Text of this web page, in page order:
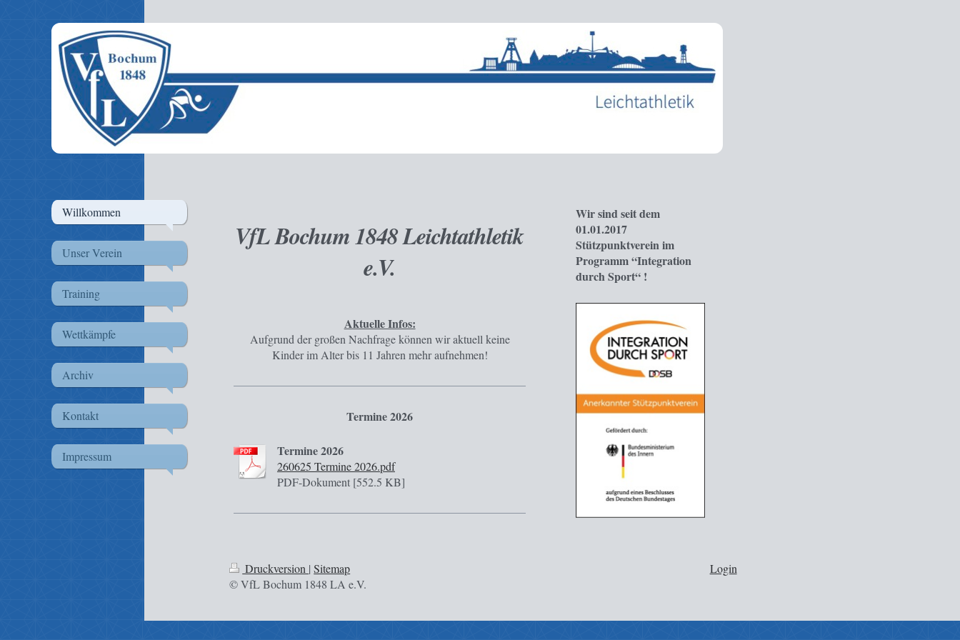
Willkommen
Unser Verein
Training
Wettkämpfe
Archiv
Kontakt
Impressum
VfL Bochum 1848 Leichtathletik
e.V.
Aktuelle Infos:
Aufgrund der großen Nachfrage können wir aktuell keine
Kinder im Alter bis 11 Jahren mehr aufnehmen!
Termine 2026
Termine 2026
260625 Termine 2026.pdf
PDF-Dokument [552.5 KB]
Wir sind seit dem
01.01.2017
Stützpunktverein im
Programm “Integration
durch Sport“ !
Druckversion | Sitemap
© VfL Bochum 1848 LA e.V.
Login